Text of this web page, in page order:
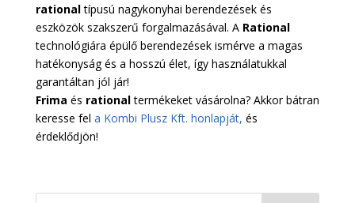
rationaltípusú nagykonyhai berendezések és
eszközök szakszerű forgalmazásával. A Rational
technológiára épülő berendezések ismérve a magas
hatékonyság és a hosszú élet, így használatukkal
garantáltan jól jár!
Frima és rationaltermékeket vásárolna? Akkor bátran
keresse fel a Kombi Plusz Kft. honlapját, és
érdeklődjön!